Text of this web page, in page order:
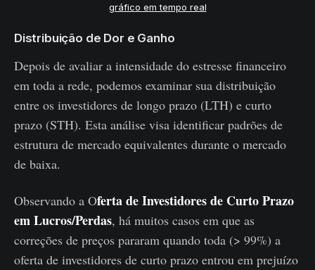
gráfico em tempo real
Distribuição de Dor e Ganho
Depois de avaliar a intensidade do estresse financeiro
em toda a rede, podemos examinar sua distribuição
entre os investidores de longo prazo (LTH) e curto
prazo (STH). Esta análise visa identificar padrões de
estrutura de mercado equivalentes durante o mercado
de baixa.
Observando a Oferta de Investidores de Curto Prazo
em Lucros/Perdas, há muitos casos em que as
correções de preços pararam quando toda (> 99%) a
oferta de investidores de curto prazo entrou em prejuízo